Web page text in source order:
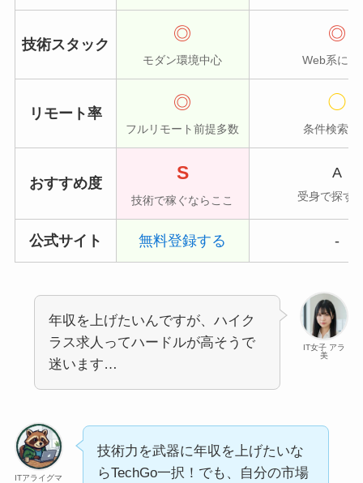
技術スタック
◎
モダン環境中心
◎
Web系に強
リモート率
◎
フルリモート前提多数
◯
条件検索可
おすすめ度 S
技術で稼ぐならここ
A
受身で探す
公式サイト 無料登録する -
IT女子 アラ
美
年収を上げたいんですが、ハイク
ラス求人ってハードルが高そうで
迷います…
ITアライグマ
技術力を武器に年収を上げたいな
らTechGo一択！でも、自分の市場